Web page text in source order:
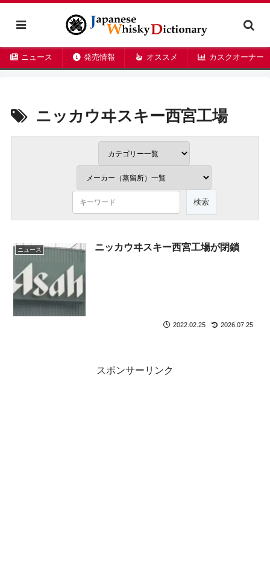
ニュース 発売情報 オススメ カスクオーナー
ニッカウヰスキー西宮工場
ニュース ニッカウヰスキー西宮工場が閉鎖
2022.02.25 2026.07.25
スポンサーリンク